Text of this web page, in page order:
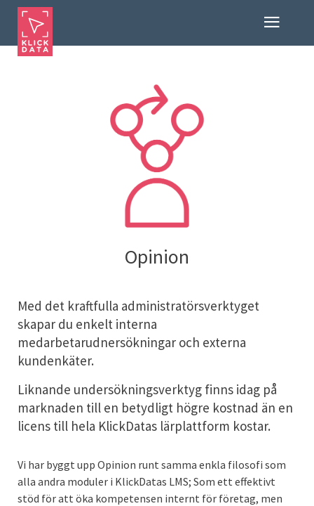
Opinion
Med det kraftfulla administratörsverktyget
skapar du enkelt interna
medarbetarudnersökningar och externa
kundenkäter.
Liknande undersökningsverktyg finns idag på
marknaden till en betydligt högre kostnad än en
licens till hela KlickDatas lärplattform kostar.
Vi har byggt upp Opinion runt samma enkla filosofi som
alla andra moduler i KlickDatas LMS; Som ett effektivt
stöd för att öka kompetensen internt för företag, men